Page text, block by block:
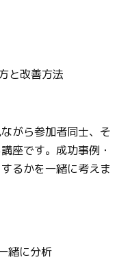
と改善方法
がら参加者同士、そ
座です。成功事例・
るかを一緒に考えま
緒に分析